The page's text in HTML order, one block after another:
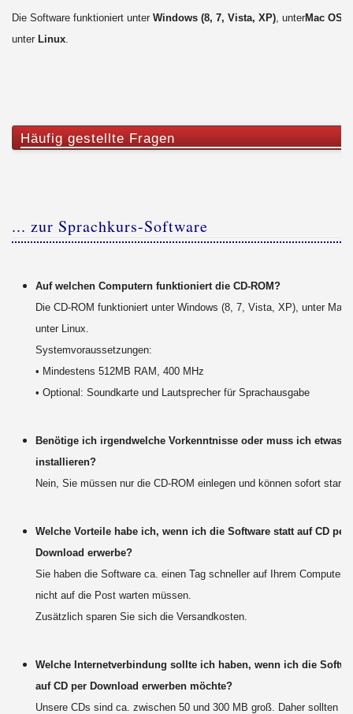
Die Software funktioniert unter Windows (8, 7, Vista, XP), unterMac OS X
unter Linux.
Häufig gestellte Fragen
... zur Sprachkurs-Software
Auf welchen Computern funktioniert die CD-ROM?
Die CD-ROM funktioniert unter Windows (8, 7, Vista, XP), unter Mac
unter Linux.
Systemvoraussetzungen:
• Mindestens 512MB RAM, 400 MHz
• Optional: Soundkarte und Lautsprecher für Sprachausgabe
Benötige ich irgendwelche Vorkenntnisse oder muss ich etwas
installieren?
Nein, Sie müssen nur die CD-ROM einlegen und können sofort
Welche Vorteile habe ich, wenn ich die Software statt auf CD per
Download erwerbe?
Sie haben die Software ca. einen Tag schneller auf Ihrem Computer,
nicht auf die Post warten müssen.
Zusätzlich sparen Sie sich die Versandkosten.
Welche Internetverbindung sollte ich haben, wenn ich die
auf CD per Download erwerben möchte?
Unsere CDs sind ca. zwischen 50 und 300 MB groß. Daher sollten